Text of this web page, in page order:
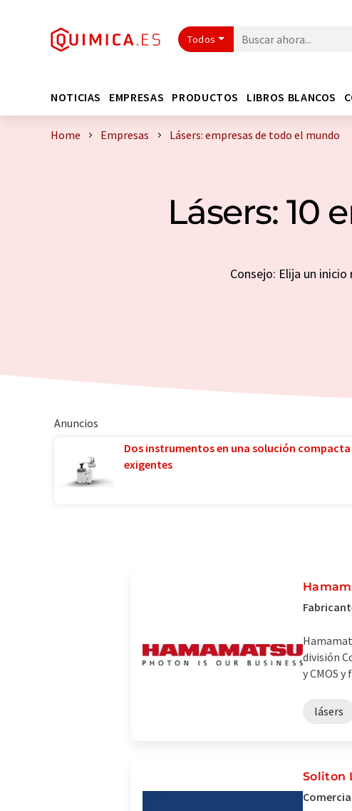
Todos
NOTICIAS EMPRESAS PRODUCTOS LIBROS BLANCOS
Home Empresas Lásers: empresas de todo el mundo
Lásers: 10
Consejo: Elija un
Anuncios
Dos instrumentos en una solución
exigentes
división
y CMOS
lásers
Soliton